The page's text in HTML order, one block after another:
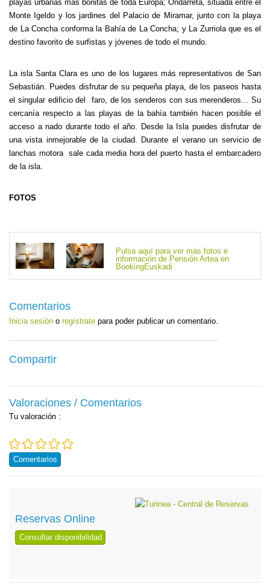
playas urbanas más bonitas de toda Europa; Ondarreta, situada entre el
Monte Igeldo y los jardines del Palacio de Miramar, junto con la playa
de La Concha conforma la Bahía de La Concha; y La Zurriola que es el
destino favorito de surfistas y jóvenes de todo el mundo.
La isla Santa Clara es uno de los lugares más representativos de San
Sebastián. Puedes disfrutar de su pequeña playa, de los paseos hasta
el singular edificio del faro, de los senderos con sus merenderos... Su
cercanía respecto a las playas de la bahía también hacen posible el
acceso a nado durante todo el año. Desde la Isla puedes disfrutar de
una vista inmejorable de la ciudad. Durante el verano un servicio de
lanchas motora sale cada media hora del puerto hasta el embarcadero
de la isla.
FOTOS
Pulsa aquí para ver más fotos e
información de Pensión Artea en
BookingEuskadi
Comentarios
Inicia sesión o regístrate para poder publicar un comentario.
Compartir
Valoraciones / Comentarios
Tu valoración :
Comentarios
Reservas Online
Consultar disponibilidad